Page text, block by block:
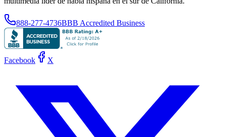
888-277-4736BBB Accredited Business
Facebook X